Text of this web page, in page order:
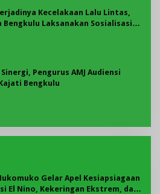
Kecelakaan Lalu Lintas,
Bengkulu Laksanakan Sosialisasi
Pengurus AMJ Audiensi
Bengkulu
Gelar Apel Kesiapsiagaan
El Nino, Kekeringan Ekstrem, dan